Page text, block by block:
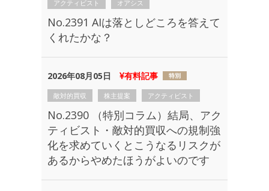
アクティビスト オアシス
No.2391 AIは落としどころを答えて
くれたかな？
2026年08月05日 有料記事
敵対的買収 株主提案 アクティビスト
No.2390 （特別コラム）結局、アク
ティビスト・敵対的買収への規制強
化を求めていくとこうなるリスクが
あるからやめたほうがよいのです